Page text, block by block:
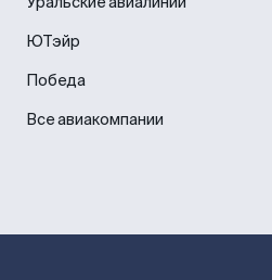
ЮТэйр
Победа
Все авиакомпании